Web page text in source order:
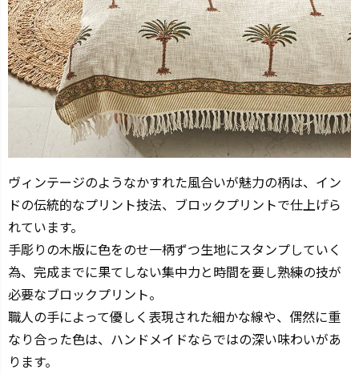
ヴィンテージのようなかすれた風合いが魅力の柄は、イン
ドの伝統的なプリント技法、ブロックプリントで仕上げら
れています。
手彫りの木版に色をのせ一柄ずつ生地にスタンプしていく
為、完成までに果てしない集中力と時間を要し熟練の技が
必要なブロックプリント。
職人の手によって優しく表現された細かな線や、偶然に重
なり合った色は、ハンドメイドならではの深い味わいがあ
ります。